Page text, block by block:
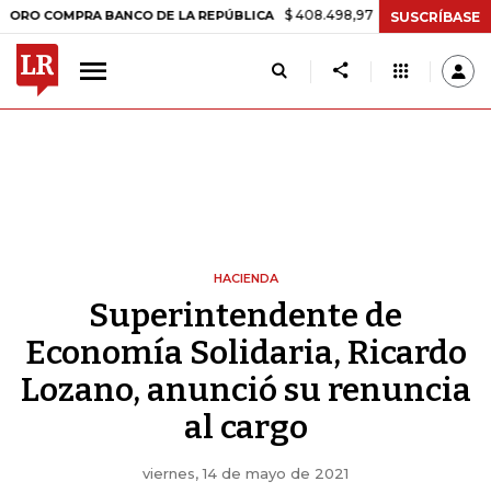
BANCO DE LA REPÚBLICA $ 408.498,97 +$ 8.753,81 +2,19%
SUSCRÍBASE
HACIENDA
Superintendente de
Economía Solidaria, Ricardo
Lozano, anunció su renuncia
al cargo
viernes, 14 de mayo de 2021